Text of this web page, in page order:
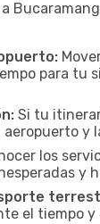
para tu
Si tu
los
y
el tiempo